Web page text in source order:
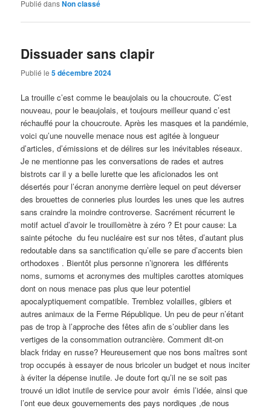
Publié dansNon classé
Dissuader sans clapir
Publié le5 décembre 2024
La trouille c’est comme le beaujolais ou la choucroute. C’est
nouveau, pour le beaujolais, et toujours meilleur quand c’est
réchauffé pour la choucroute. Après les masques et la pandémie,
voici qu’une nouvelle menace nous est agitée à longueur
d’articles, d’émissions et de délires sur les inévitables réseaux.
Je ne mentionne pas les conversations de rades et autres
bistrots car il y a belle lurette que les aficionados les ont
désertés pour l’écran anonyme derrière lequel on peut déverser
des brouettes de conneries plus lourdes les unes que les autres
sans craindre la moindre controverse. Sacrément récurrent le
motif actuel d’avoir le trouillomètre à zéro ? Et pour cause: La
sainte pétoche du feu nucléaire est sur nos têtes, d’autant plus
redoutable dans sa sanctification qu’elle se pare d’accents bien
orthodoxes . Bientôt plus personne n’ignorera les différents
noms, surnoms et acronymes des multiples carottes atomiques
dont on nous menace pas plus que leur potentiel
apocalyptiquement compatible. Tremblez volailles, gibiers et
autres animaux de la Ferme République. Un peu de peur n’étant
pas de trop à l’approche des fêtes afin de s’oublier dans les
vertiges de la consommation outrancière. Comment dit-on
black friday en russe? Heureusement que nos bons maîtres sont
trop occupés à essayer de nous bricoler un budget et nous inciter
à éviter la dépense inutile. Je doute fort qu’il ne se soit pas
trouvé un idiot inutile de service pour avoir émis l’idée, ainsi que
l’ont eue deux gouvernements des pays nordiques ,de nous